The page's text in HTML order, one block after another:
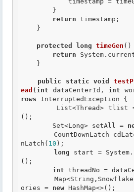
return timestamp;
protected long timeGen ()
return
public static void
ead ( int dataCenterId, int
rows InterruptedException {
List<Thread> tlist
();
        Set<Long> setAll =
CountDownLatch
nLatch( 10 );
long start =
();
int threadNo =
ories = new HashMap<>();